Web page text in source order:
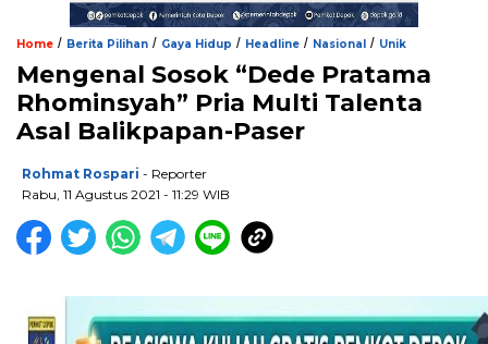
Home / Berita Pilihan / Gaya Hidup / Headline / Nasional / Unik
Mengenal Sosok “Dede Pratama
Rhominsyah” Pria Multi Talenta
Asal Balikpapan-Paser
Rohmat Rospari - Reporter
Rabu, 11 Agustus 2021 - 11:29 WIB